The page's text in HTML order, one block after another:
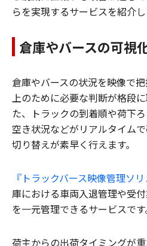
らを実現するサービスを紹介し
倉庫やバースの可視
倉庫やバースの状況を映像で
上のために必要な判断が格段
た、トラックの到着順や荷下
空き状況などがリアルタイム
切り替えが素早く行えます。
『トラックバース映像管理ソリ
庫における車両入退管理や受
を一元管理できるサービスです
荷主からの出荷タイミングが